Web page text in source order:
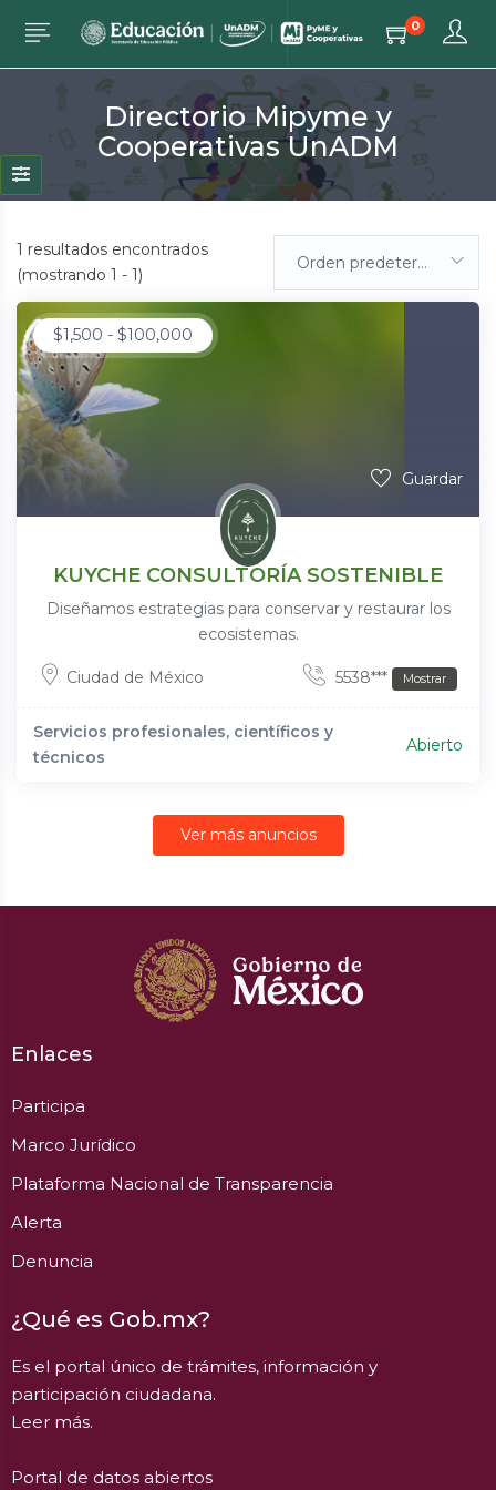
0
Directorio Mipyme y
Cooperativas UnADM
1 resultados encontrados
(mostrando 1 - 1)
Orden predeterminada
$1,500 - $100,000
Guardar
KUYCHE CONSULTORÍA SOSTENIBLE
Diseñamos estrategias para conservar y restaurar los
ecosistemas.
Ciudad de México 5538*** Mostrar
Servicios profesionales, científicos y
técnicos
Abierto
Ver más anuncios
Enlaces
Participa
Marco Jurídico
Plataforma Nacional de Transparencia
Alerta
Denuncia
¿Qué es Gob.mx?
Es el portal único de trámites, información y
participación ciudadana.
Leer más.
Portal de datos abiertos